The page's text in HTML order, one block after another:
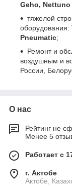
Geho, Nettuno
тяжелой
оборудования:
Pneumatic;
Ремонт и
воздушным и
России,
О нас
Рейтинг не
Менее 5
Работает с
г. Актобе
Актобе,